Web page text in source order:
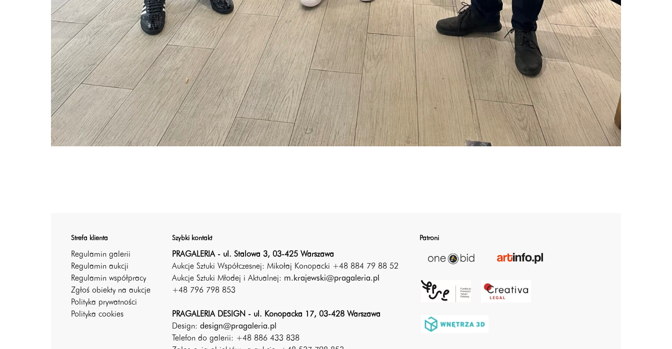
Strefa klienta
Regulamin galerii
Regulamin aukcji
Regulamin współpracy
Zgłoś obiekty na aukcje
Polityka prywatności
Polityka cookies
Szybki kontakt
PRAGALERIA - ul. Stalowa 3, 03-425 Warszawa
Aukcje Sztuki Współczesnej: Mikołaj Konopacki +48 884 79 88 52
Aukcje Sztuki Młodej i Aktualnej: m.krajewski@pragaleria.pl
+48 796 798 853
PRAGALERIA DESIGN - ul. Konopacka 17, 03-428 Warszawa
Design: design@pragaleria.pl
Telefon do galerii: +48 886 433 838
Patroni